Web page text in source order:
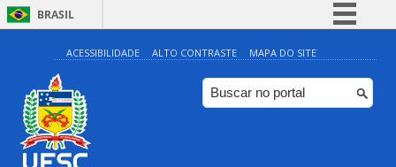
BRASIL
Simplifique!
Comunica BR
Participe
ACESSIBILIDADE ALTO CONTRASTE MAPA DO SITE